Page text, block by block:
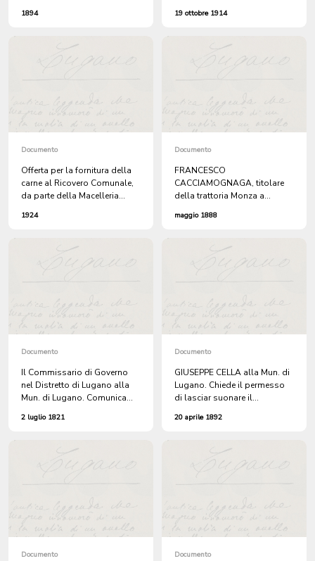
Nuovo. (Oneri e vantaggi per
1894
Opuscoli "Resoconto
19 ottobre 1914
Documento
Offerta per la fornitura della
carne al Ricovero Comunale,
da parte della Macelleria
Via Al Colle, Lugano Molino-
da parte della Mun. di
1924
Documento
FRANCESCO
CACCIAMOGNAGA, titolare
della trattoria Monza a
Lugano. Chiede il condono di
disturbo recato alla quiete
maggio 1888
Documento
Il Commissario di Governo
nel Distretto di Lugano alla
Mun. di Lugano. Comunica
Governo, ha invitato l'Ing.
prontamente gli ordini, onde
vengano ulimate la strada che
2 luglio 1821
Documento
GIUSEPPE CELLA alla Mun. di
Lugano. Chiede il permesso
di lasciar suonare il
al Molino Nuovo.
20 aprile 1892
Documento Documento